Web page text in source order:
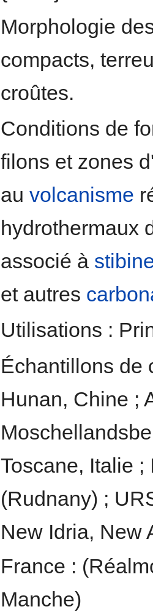
Morphologie
compacts,
croûtes.
Conditions de
filons et zones
auvolcanisme
hydrothermaux
associé à
et autres
Utilisations :
Échantillons de
Hunan, Chine ;
Toscane, Italie
(Rudnany) ;
New Idria,
France :
Manche)